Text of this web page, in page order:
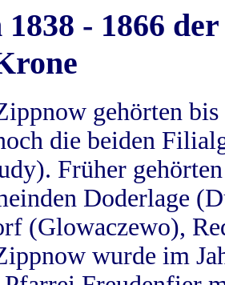
1838 - 1866
gehörten
die beiden
Früher
Doderlage
(Glowaczewo),
wurde im